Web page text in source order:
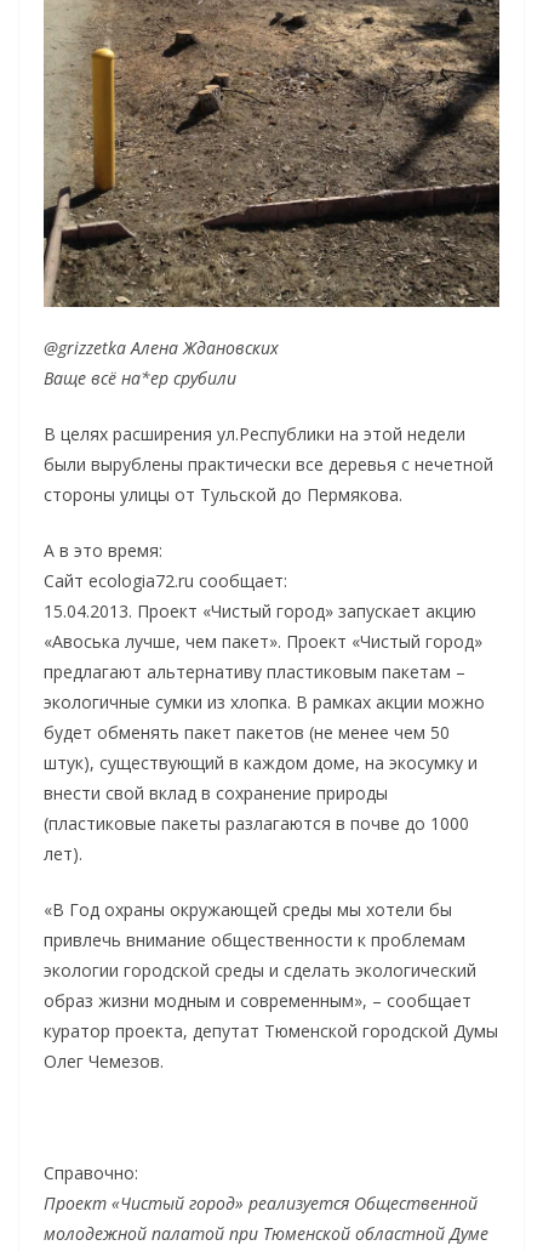
@grizzetka Алена Ждановских
Ваще всё на*ер срубили
В целях расширения ул.Республики на этой недели
были вырублены практически все деревья с нечетной
стороны улицы от Тульской до Пермякова.
А в это время:
Сайт ecologia72.ru сообщает:
15.04.2013. Проект «Чистый город» запускает акцию
«Авоська лучше, чем пакет». Проект «Чистый город»
предлагают альтернативу пластиковым пакетам –
экологичные сумки из хлопка. В рамках акции можно
будет обменять пакет пакетов (не менее чем 50
штук), существующий в каждом доме, на экосумку и
внести свой вклад в сохранение природы
(пластиковые пакеты разлагаются в почве до 1000
лет).
«В Год охраны окружающей среды мы хотели бы
привлечь внимание общественности к проблемам
экологии городской среды и сделать экологический
образ жизни модным и современным», – сообщает
куратор проекта, депутат Тюменской городской Думы
Олег Чемезов.
Справочно:
Проект «Чистый город» реализуется Общественной
молодежной палатой при Тюменской областной Думе